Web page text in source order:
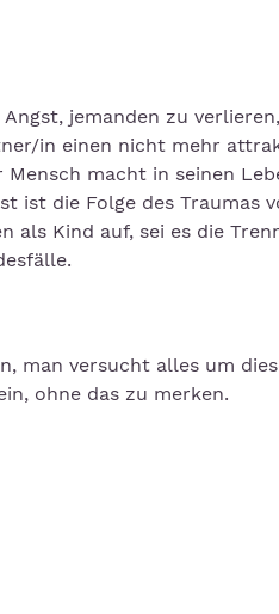
jemanden zu
in einen nicht mehr
macht in seinen
ist die Folge des Traumas
Kind auf, sei es die
man versucht alles um
ohne das zu merken.